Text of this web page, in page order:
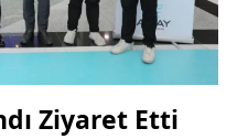
Ziyaret Etti